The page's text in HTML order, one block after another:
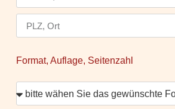
Format, Auflage, Seitenzahl